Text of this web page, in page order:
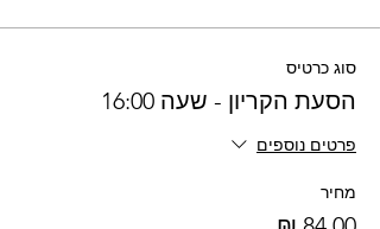
סוג כרטיס
הסעת הקריון - שעה 16:00
פרטים נוספים
מחיר